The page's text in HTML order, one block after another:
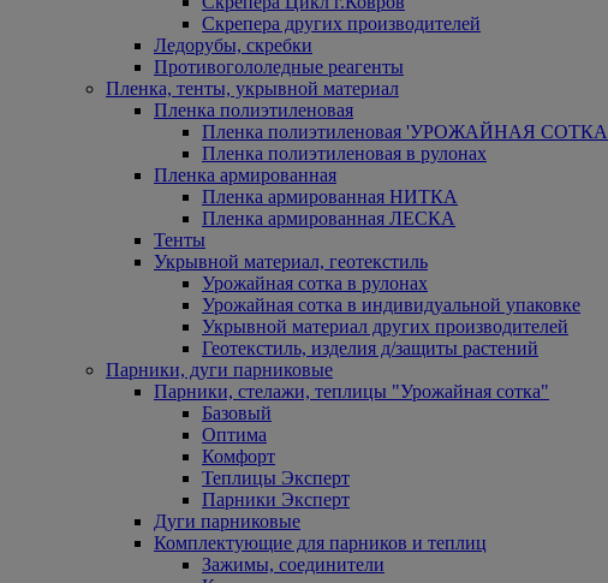
Скрепера других производителей
Ледорубы, скребки
Противогололедные реагенты
Пленка, тенты, укрывной материал
Пленка полиэтиленовая
Пленка полиэтиленовая 'УРОЖАЙНАЯ СОТКА'
Пленка полиэтиленовая в рулонах
Пленка армированная
Пленка армированная НИТКА
Пленка армированная ЛЕСКА
Тенты
Укрывной материал, геотекстиль
Урожайная сотка в рулонах
Урожайная сотка в индивидуальной упаковке
Укрывной материал других производителей
Геотекстиль, изделия д/защиты растений
Парники, дуги парниковые
Парники, стелажи, теплицы "Урожайная сотка"
Базовый
Оптима
Комфорт
Теплицы Эксперт
Парники Эксперт
Дуги парниковые
Комплектующие для парников и теплиц
Зажимы, соединители